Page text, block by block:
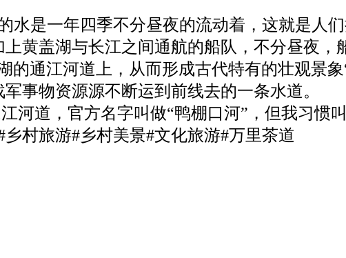
是一年四季不分昼夜的流动着，这就是人
黄盖湖与长江之间通航的船队，不分昼夜，
的通江河道上，从而形成古代特有的壮观景
事物资源源不断运到前线去的一条水道。
道，官方名字叫做“鸭棚口河”，但我习惯
村旅游#乡村美景#文化旅游#万里茶道